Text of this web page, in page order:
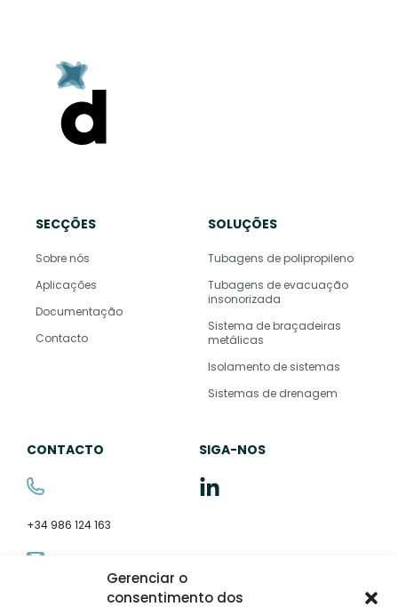
Gerenciar o
consentimento dos
SECÇÕES
Sobre nós
Aplicações
Documentação
Contacto
SOLUÇÕES
Tubagens de polipropileno
Tubagens de evacuação
insonorizada
Sistema de braçadeiras
metálicas
Isolamento de sistemas
Sistemas de drenagem
CONTACTO
+34 986 124 163
comercial@disolter.com
SIGA-NOS